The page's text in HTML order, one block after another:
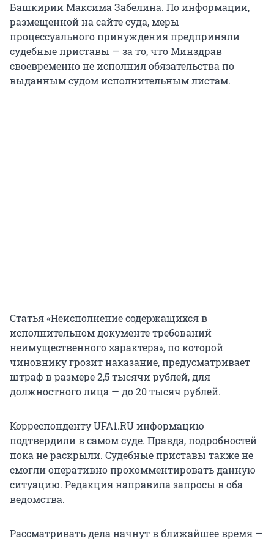
Башкирии Максима Забелина. По информации,
размещенной на сайте суда, меры
процессуального принуждения предприняли
судебные приставы — за то, что Минздрав
своевременно не исполнил обязательства по
выданным судом исполнительным листам.
Статья «Неисполнение содержащихся в
исполнительном документе требований
неимущественного характера», по которой
чиновнику грозит наказание, предусматривает
штраф в размере 2,5 тысячи рублей, для
должностного лица — до 20 тысяч рублей.
Корреспонденту UFA1.RU информацию
подтвердили в самом суде. Правда, подробностей
пока не раскрыли. Судебные приставы также не
смогли оперативно прокомментировать данную
ситуацию. Редакция направила запросы в оба
ведомства.
Рассматривать дела начнут в ближайшее время —